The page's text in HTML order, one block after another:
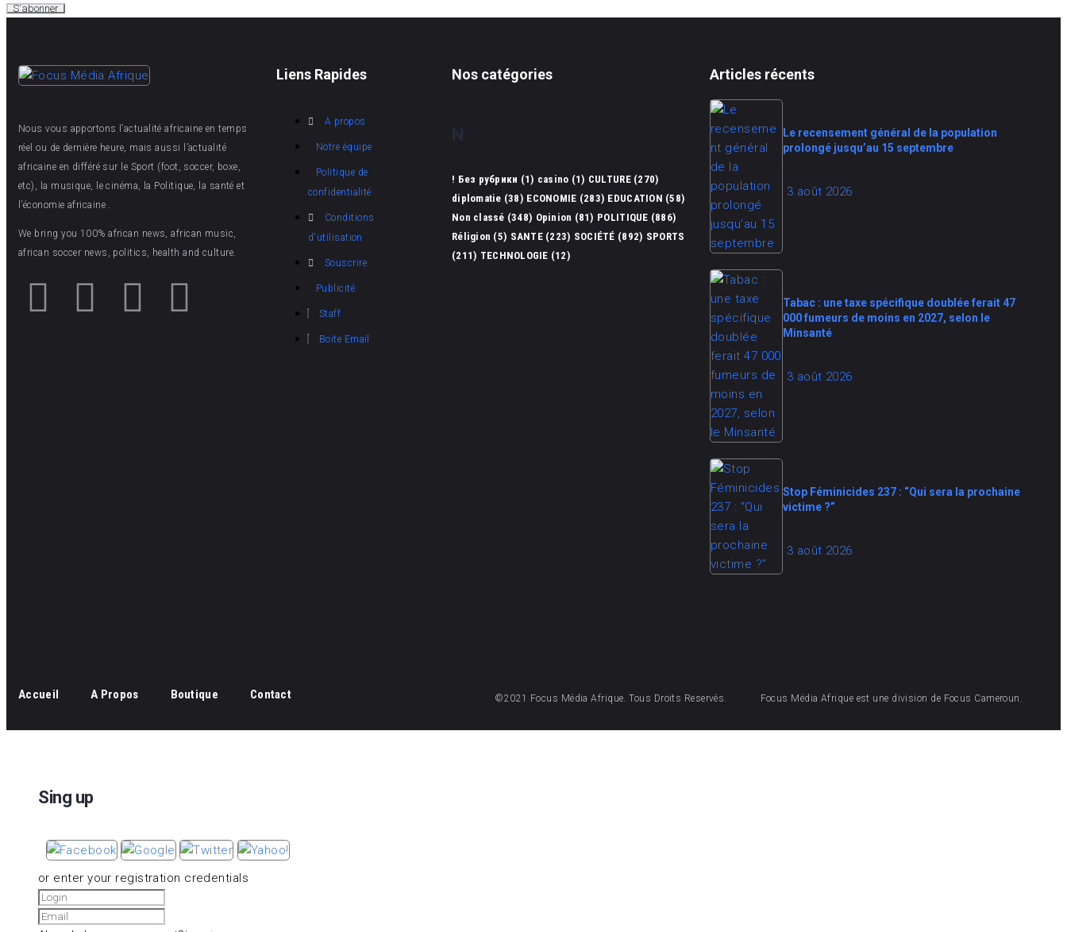
Nous vous apportons l’actualité africaine en temps
réel ou de dernière heure, mais aussi l’actualité
africaine en différé sur le Sport (foot, soccer, boxe,
etc), la musique, le cinéma, la Politique, la santé et
l’économie africaine .
We bring you 100% african news, african music,
african soccer news, politics, health and culture.
Liens Rapides
A propos
Notre équipe
Politique de
confidentialité
Conditions
d'utilisation
Souscrire
Publicité
Staff
Boite Email
Nos catégories
N
! Без рубрики (1) casino (1) CULTURE(270)
diplomatie (38) ECONOMIE (283) EDUCATION (58)
Non classé (348) Opinion (81) POLITIQUE (886)
Réligion (5) SANTE(223) SOCIÉTÉ (892) SPORTS
(211) TECHNOLOGIE (12)
Articles récents
Le recensement général de la population
prolongé jusqu’au 15 septembre
3 août 2026
Tabac : une taxe spécifique doublée ferait 47
000 fumeurs de moins en 2027, selon le
Minsanté
3 août 2026
Stop Féminicides 237 : “Qui sera la prochaine
victime ?”
3 août 2026
Accueil A Propos Boutique Contact ©2021 Focus Média Afrique. Tous Droits Reservés. Focus Média Afrique est une division de Focus Cameroun.
Sing up
or enter your registration credentials